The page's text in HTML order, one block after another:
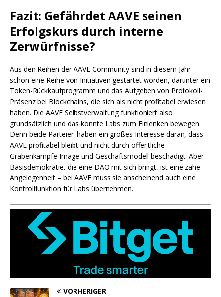
Fazit: Gefährdet AAVE seinen
Erfolgskurs durch interne
Zerwürfnisse?
Aus den Reihen der AAVE Community sind in diesem Jahr
schon eine Reihe von Initiativen gestartet worden, darunter ein
Token-Rückkaufprogramm und das Aufgeben von Protokoll-
Präsenz bei Blockchains, die sich als nicht profitabel erwiesen
haben. Die AAVE Selbstverwaltung funktioniert also
grundsätzlich und das könnte Labs zum Einlenken bewegen.
Denn beide Parteien haben ein großes Interesse daran, dass
AAVE profitabel bleibt und nicht durch öffentliche
Grabenkämpfe Image und Geschäftsmodell beschädigt. Aber
Basisdemokratie, die eine DAO mit sich bringt, ist eine zähe
Angelegenheit – bei AAVE muss sie anscheinend auch eine
Kontrollfunktion für Labs übernehmen.
VORHERIGER